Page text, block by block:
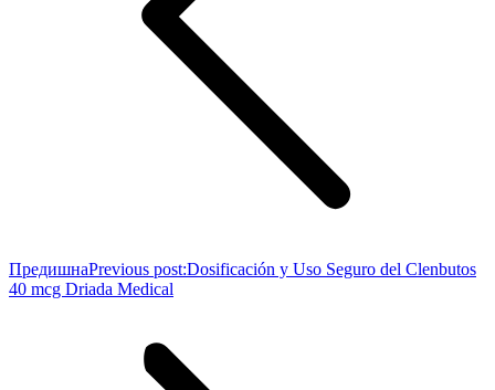
ПредишнаPrevious post:Dosificación y Uso Seguro del Clenbutos
40 mcg Driada Medical